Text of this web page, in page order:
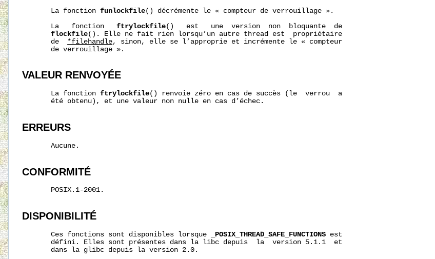
       La fonction
funlockfile() décrémente le « compteur de verrouillage ».
       La   fonction
ftrylockfile()   est   une  version  non  bloquante  de
flockfile(). Elle ne fait rien lorsqu’un autre thread est  propriétaire
       de
*filehandle, sinon, elle se l’approprie et incrémente le « compteur
       de verrouillage ».
VALEUR RENVOYÉE
       La fonction
ftrylockfile() renvoie zéro en cas de succès (le  verrou  a
       été obtenu), et une valeur non nulle en cas d’échec.
ERREURS
       Aucune.
CONFORMITÉ
       POSIX.1-2001.
DISPONIBILITÉ
       Ces fonctions sont disponibles lorsque
_POSIX_THREAD_SAFE_FUNCTIONS est
       défini. Elles sont présentes dans la libc depuis  la  version 5.1.1  et
       dans la glibc depuis la version 2.0.